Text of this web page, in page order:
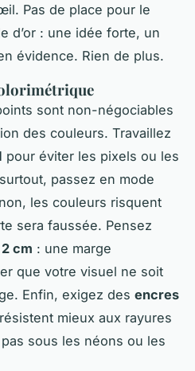
Pas de place pour le
d’or : une idée forte, un
évidence. Rien de plus.
sont non-négociables
des couleurs. Travaillez
pour éviter les pixels ou les
passez en mode
les couleurs risquent
sera faussée. Pensez
cm : une marge
que votre visuel ne soit
Enfin, exigez des encres
mieux aux rayures
sous les néons ou les